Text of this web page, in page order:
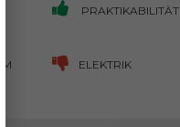
PRAKTIKABILITÄT
ELEKTRIK